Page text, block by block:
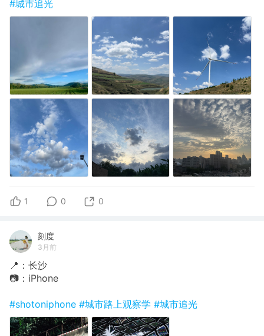
#城市追光
1 0 0
刻度
3月前
📍：长沙
📷：iPhone
#shotoniphone #城市路上观察学 #城市追光